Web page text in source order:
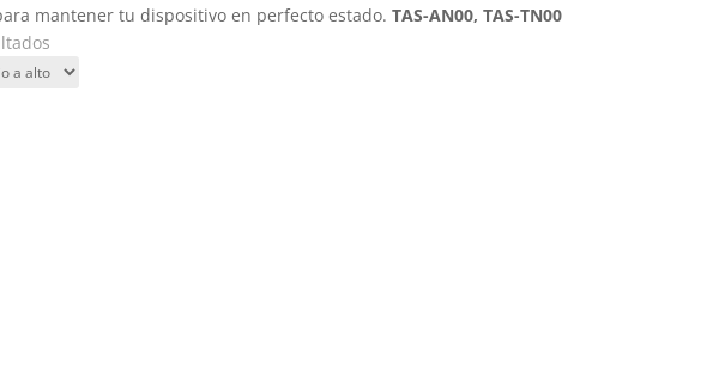
mantener tu dispositivo en perfecto estado.TAS-AN00, TAS-TN00
por